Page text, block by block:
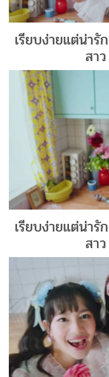
เรียบง่ายแต่น่า
สา
เรียบง่ายแต่น่า
สา